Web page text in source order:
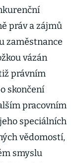
práv a zájmů
zaměstnance
vázán
právním
skončení
pracovním
speciálních
vědomostí,
smyslu